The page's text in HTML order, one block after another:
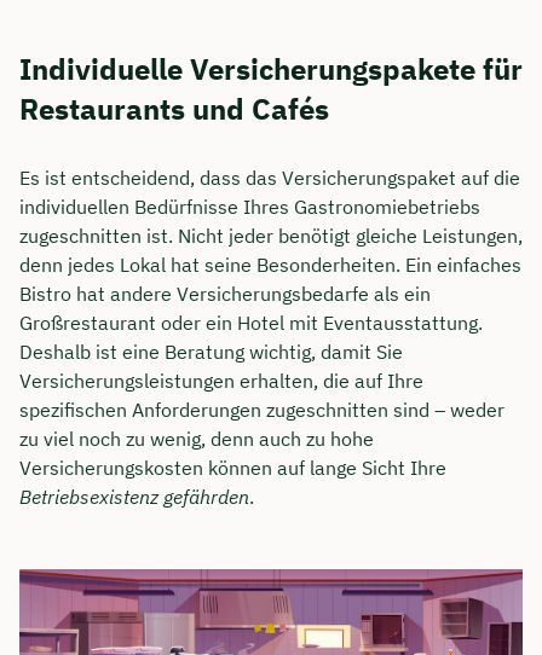
Individuelle Versicherungspakete für
Restaurants und Cafés
Es ist entscheidend, dass das Versicherungspaket auf die
individuellen Bedürfnisse Ihres Gastronomiebetriebs
zugeschnitten ist. Nicht jeder benötigt gleiche Leistungen,
denn jedes Lokal hat seine Besonderheiten. Ein einfaches
Bistro hat andere Versicherungsbedarfe als ein
Großrestaurant oder ein Hotel mit Eventausstattung.
Deshalb ist eine Beratung wichtig, damit Sie
Versicherungsleistungen erhalten, die auf Ihre
spezifischen Anforderungen zugeschnitten sind – weder
zu viel noch zu wenig, denn auch zu hohe
Versicherungskosten können auf lange Sicht Ihre
Betriebsexistenz gefährden.